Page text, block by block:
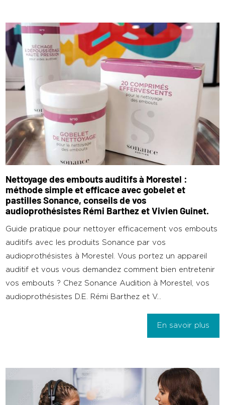
Nettoyage des embouts auditifs à Morestel :
méthode simple et efficace avec gobelet et
pastilles Sonance, conseils de vos
audioprothésistes Rémi Barthez et Vivien Guinet.
Guide pratique pour nettoyer efficacement vos embouts
auditifs avec les produits Sonance par vos
audioprothésistes à Morestel. Vous portez un appareil
auditif et vous vous demandez comment bien entretenir
vos embouts ? Chez Sonance Audition à Morestel, vos
audioprothésistes D.E. Rémi Barthez et V...
En savoir plus